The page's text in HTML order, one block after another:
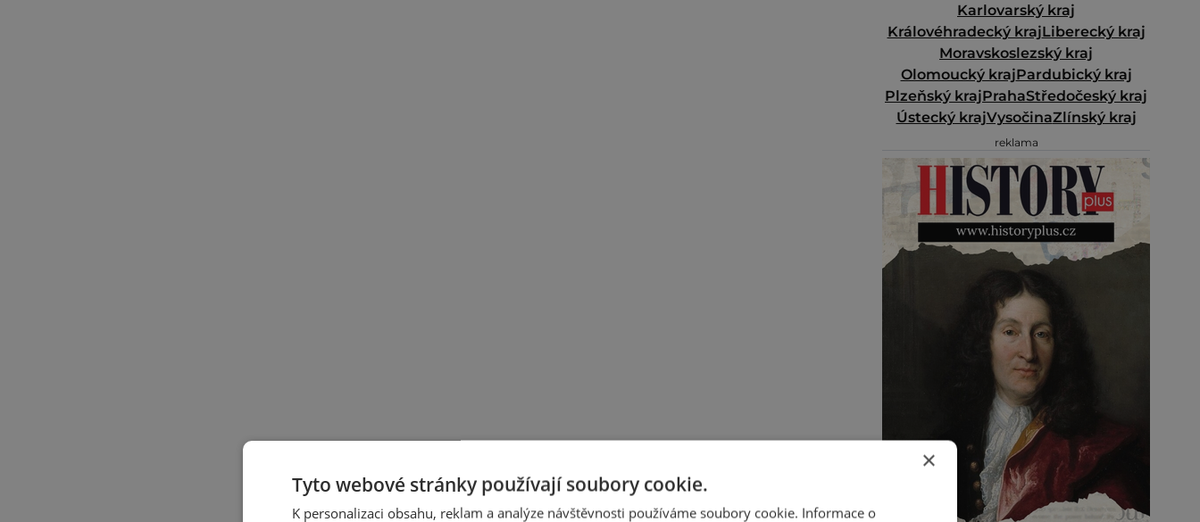
Karlovarský kraj
Královéhradecký krajLiberecký kraj
Moravskoslezský kraj
Olomoucký krajPardubický kraj
Plzeňský krajPrahaStředočeský kraj
Ústecký krajVysočinaZlínský kraj
reklama
×
Tyto webové stránky používají soubory cookie.
K personalizaci obsahu, reklam a analýze návštěvnosti používáme soubory cookie. Informace o